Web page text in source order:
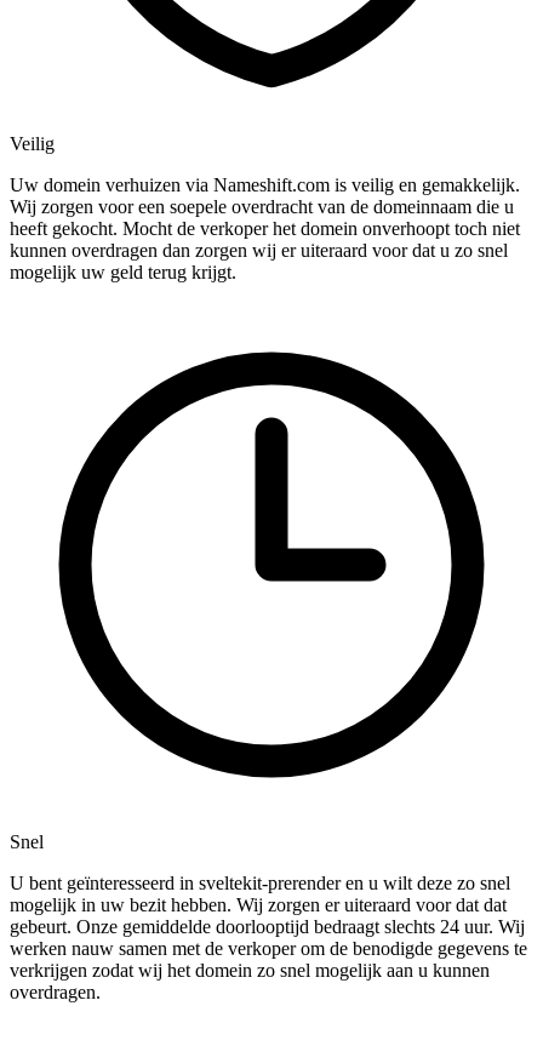
Veilig
Uw domein verhuizen via Nameshift.com is veilig en gemakkelijk.
Wij zorgen voor een soepele overdracht van de domeinnaam die u
heeft gekocht. Mocht de verkoper het domein onverhoopt toch niet
kunnen overdragen dan zorgen wij er uiteraard voor dat u zo snel
mogelijk uw geld terug krijgt.
Snel
U bent geïnteresseerd in sveltekit-prerender en u wilt deze zo snel
mogelijk in uw bezit hebben. Wij zorgen er uiteraard voor dat dat
gebeurt. Onze gemiddelde doorlooptijd bedraagt slechts 24 uur. Wij
werken nauw samen met de verkoper om de benodigde gegevens te
verkrijgen zodat wij het domein zo snel mogelijk aan u kunnen
overdragen.